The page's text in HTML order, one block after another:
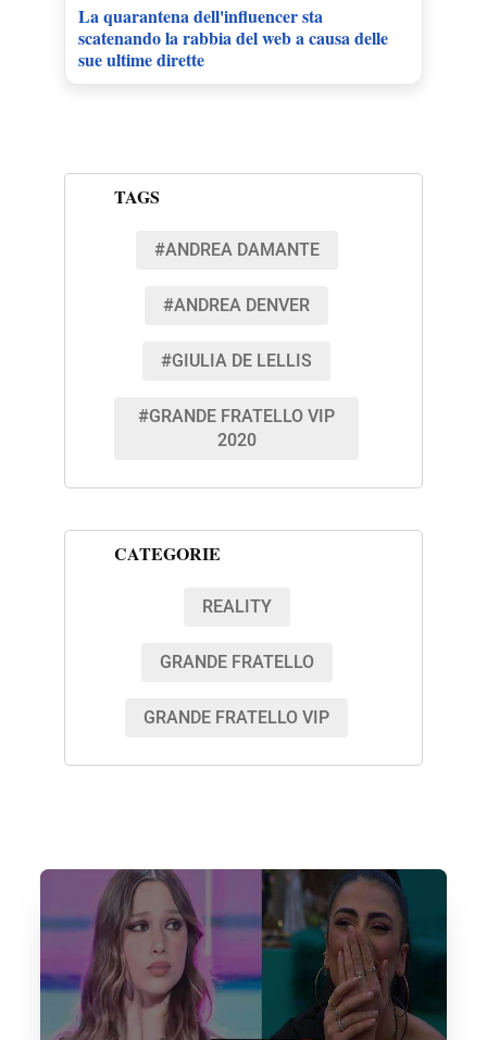
La quarantena dell'influencer sta
scatenando la rabbia del web a causa delle
sue ultime dirette
TAGS
#ANDREA DAMANTE
#ANDREA DENVER
#GIULIA DE LELLIS
#GRANDE FRATELLO VIP
2020
CATEGORIE
REALITY
GRANDE FRATELLO
GRANDE FRATELLO VIP